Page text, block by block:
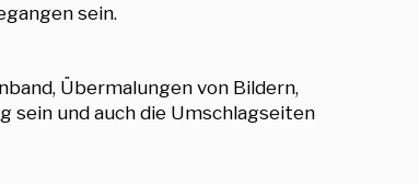
sein.
Übermalungen von Bildern,
sein und auch die Umschlagseiten